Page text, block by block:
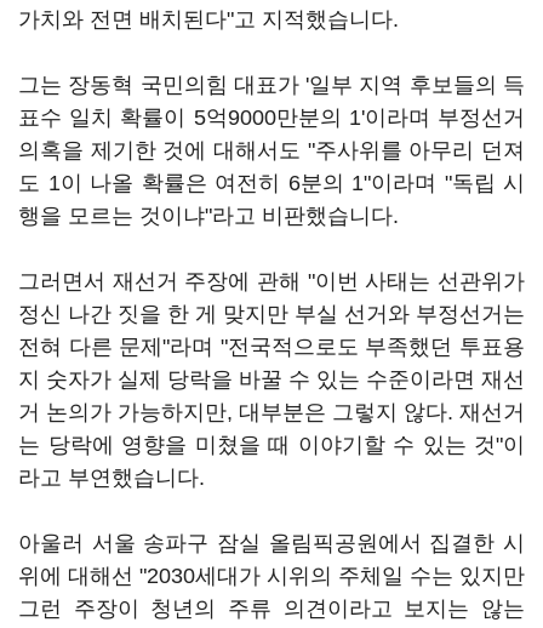
가치와 전면 배치된다"고 지적했습니다.
그는 장동혁 국민의힘 대표가 '일부 지역 후보들의 득
표수 일치 확률이 5억9000만분의 1'이라며 부정선거
의혹을 제기한 것에 대해서도 "주사위를 아무리 던져
도 1이 나올 확률은 여전히 6분의 1"이라며 "독립 시
행을 모르는 것이냐"라고 비판했습니다.
그러면서 재선거 주장에 관해 "이번 사태는 선관위가
정신 나간 짓을 한 게 맞지만 부실 선거와 부정선거는
전혀 다른 문제"라며 "전국적으로도 부족했던 투표용
지 숫자가 실제 당락을 바꿀 수 있는 수준이라면 재선
거 논의가 가능하지만, 대부분은 그렇지 않다. 재선거
는 당락에 영향을 미쳤을 때 이야기할 수 있는 것"이
라고 부연했습니다.
아울러 서울 송파구 잠실 올림픽공원에서 집결한 시
위에 대해선 "2030세대가 시위의 주체일 수는 있지만
그런 주장이 청년의 주류 의견이라고 보지는 않는